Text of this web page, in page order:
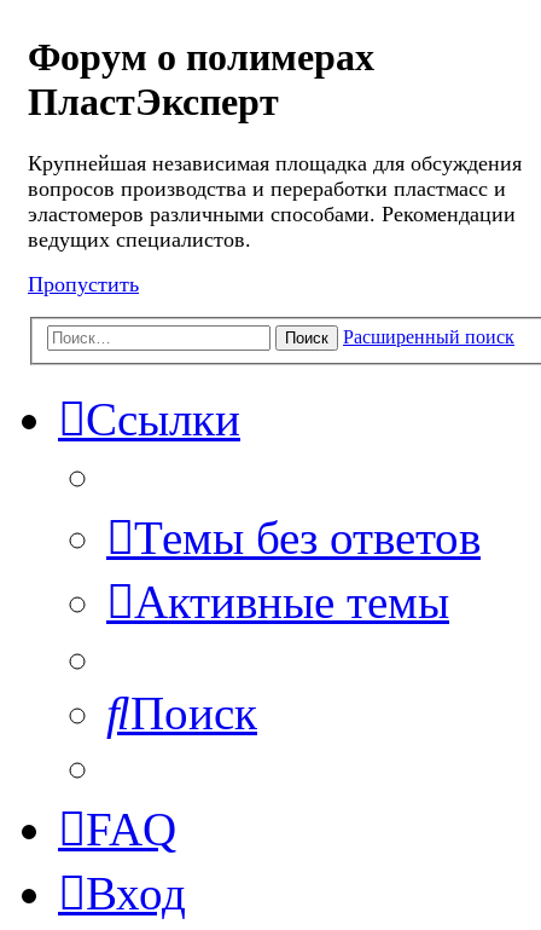
Форум о полимерах
ПластЭксперт
Крупнейшая независимая площадка для обсуждения
вопросов производства и переработки пластмасс и
эластомеров различными способами. Рекомендации
ведущих специалистов.
Пропустить
Поиск Расширенный поиск
Ссылки
Темы без ответов
Активные темы
Поиск
FAQ
Вход